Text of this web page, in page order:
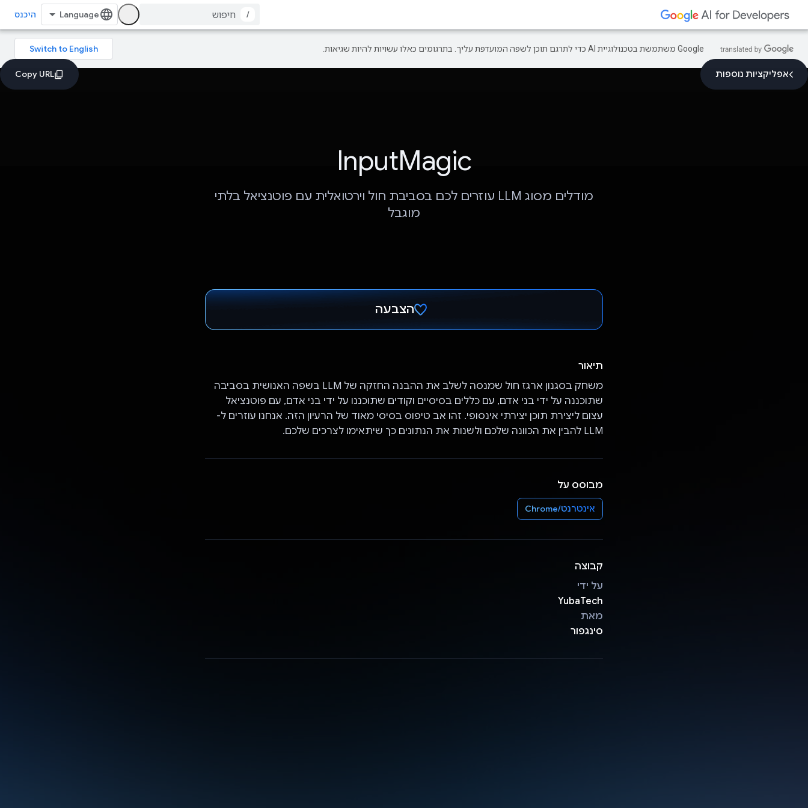
/ היכנס
‫Google משתמשת בטכנולוגיית AI כדי לתרגם תוכן לשפה המועדפת עליך. בתרגומים כאלו עשויות להיות שגיאות.
אפליקציות נוספות
InputMagic
מודלים מסוג LLM עוזרים לכם בסביבת חול וירטואלית עם פוטנציאל בלתי
מוגבל
הצבעה
תיאור
משחק בסגנון ארגז חול שמנסה לשלב את ההבנה החזקה של LLM בשפה האנושית בסביבה
שתוכננה על ידי בני אדם, עם כללים בסיסיים וקודים שתוכננו על ידי בני אדם, עם פוטנציאל
עצום ליצירת תוכן יצירתי אינסופי. זהו אב טיפוס בסיסי מאוד של הרעיון הזה. אנחנו עוזרים ל-
LLM להבין את הכוונה שלכם ולשנות את הנתונים כך שיתאימו לצרכים שלכם.
מבוסס על
אינטרנט/Chrome
קבוצה
על ידי
YubaTech
מאת
סינגפור